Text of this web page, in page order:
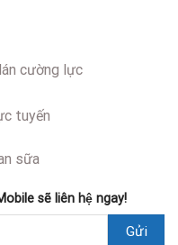
cường lực
tuyến
sữa
sẽ liên hệ ngay!